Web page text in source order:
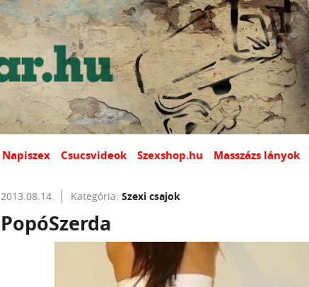
Napiszex Csucsvideok Szexshop.hu Masszázs lányok
2013.08.14. Kategória: Szexi csajok
PopóSzerda